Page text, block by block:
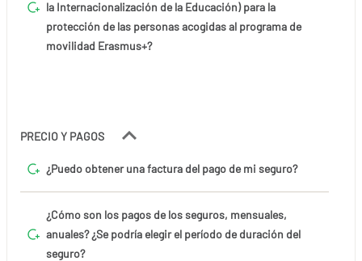
la Internacionalización de la Educación) para la
protección de las personas acogidas al programa de
movilidad Erasmus+?
PRECIO Y PAGOS
¿Puedo obtener una factura del pago de mi seguro?
¿Cómo son los pagos de los seguros, mensuales,
anuales? ¿Se podría elegir el período de duración del
seguro?